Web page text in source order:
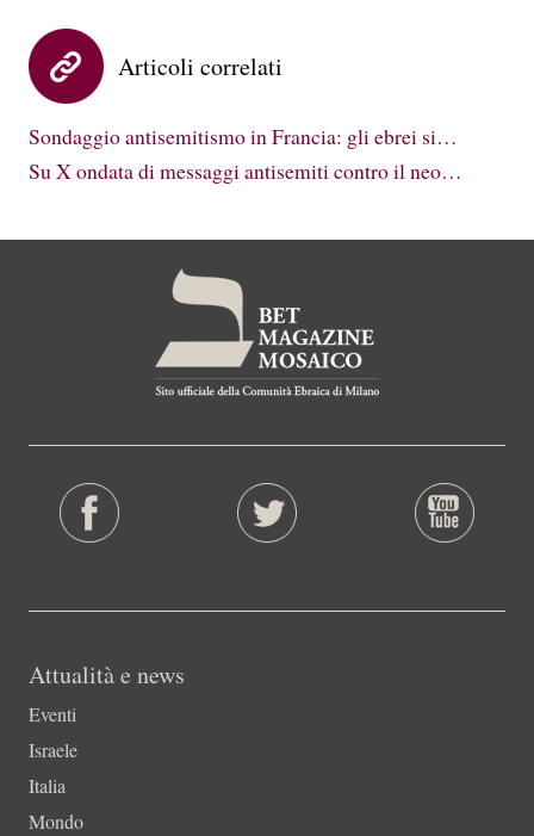
Articoli correlati
Sondaggio antisemitismo in Francia: gli ebrei si…
Su X ondata di messaggi antisemiti contro il neo…
Attualità e news
Eventi
Israele
Italia
Mondo